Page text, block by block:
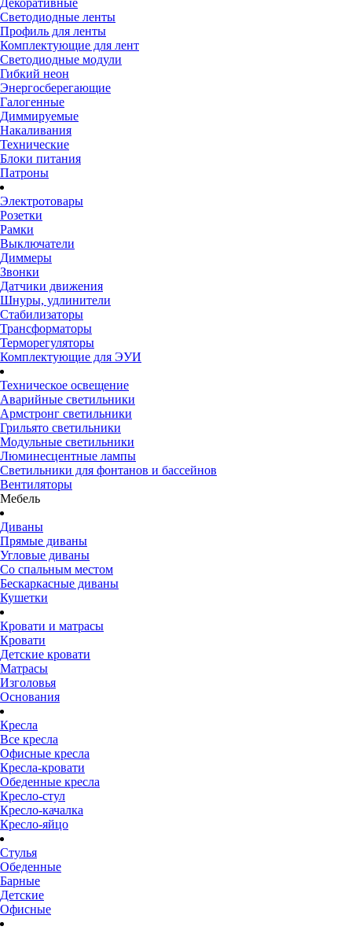
Декоративные
Светодиодные ленты
Профиль для ленты
Комплектующие для лент
Светодиодные модули
Гибкий неон
Энергосберегающие
Галогенные
Диммируемые
Накаливания
Технические
Блоки питания
Патроны
Электротовары
Розетки
Рамки
Выключатели
Диммеры
Звонки
Датчики движения
Шнуры, удлинители
Стабилизаторы
Трансформаторы
Терморегуляторы
Комплектующие для ЭУИ
Техническое освещение
Аварийные светильники
Армстронг светильники
Грильято светильники
Модульные светильники
Люминесцентные лампы
Светильники для фонтанов и бассейнов
Вентиляторы
Мебель
Диваны
Прямые диваны
Угловые диваны
Со спальным местом
Бескаркасные диваны
Кушетки
Кровати и матрасы
Кровати
Детские кровати
Матрасы
Изголовья
Основания
Кресла
Все кресла
Офисные кресла
Кресла-кровати
Обеденные кресла
Кресло-стул
Кресло-качалка
Кресло-яйцо
Стулья
Обеденные
Барные
Детские
Офисные